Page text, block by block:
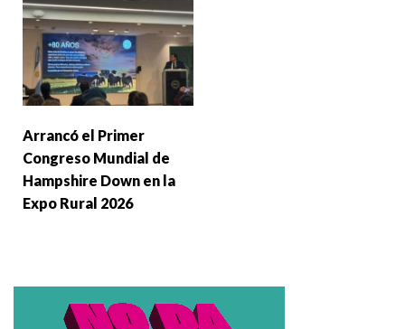
Arrancó el Primer
Congreso Mundial de
Hampshire Down en la
Expo Rural 2026